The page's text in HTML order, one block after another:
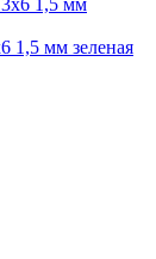
1,5 мм зеленая